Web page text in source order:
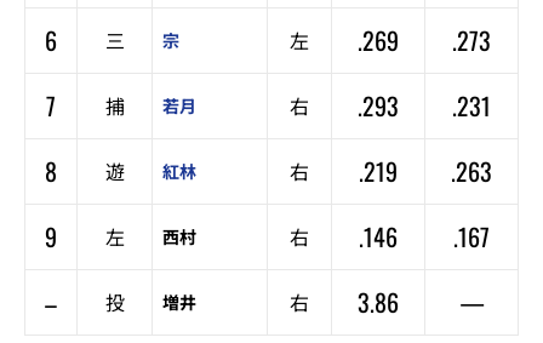
6
三 宗 左 .269
.273
7
捕 若月 右 .293
.231
8
遊 紅林 右 .219
.263
9
左 西村 右 .146
.167
–
投 増井 右 3.86 —